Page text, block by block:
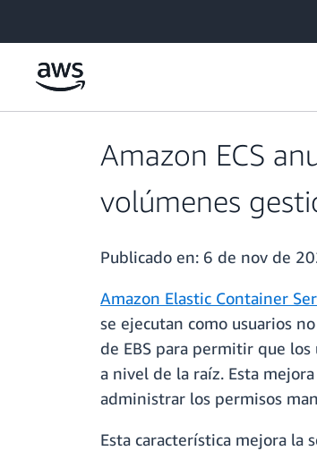
Amazon ECS
volúmenes
Publicado en: 6 de nov de
Amazon Elastic Container
se ejecutan como usuarios
de EBS para permitir que
a nivel de la raíz. Esta
administrar los permisos
Esta característica mejora la